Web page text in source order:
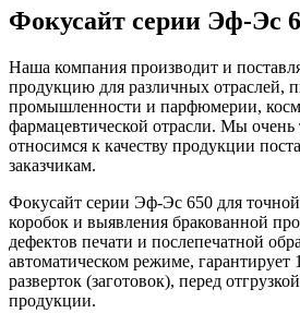
Фокусайт серии Эф-Эс
Наша компания производит и
продукцию для различных отраслей,
промышленности и парфюмерии,
фармацевтической отрасли. Мы очень
относимся к качеству продукции
заказчикам.
Фокусайт серии Эф-Эс 650 для точной
коробок и выявления бракованной
дефектов печати и послепечатной
автоматическом режиме, гарантирует
разверток (заготовок), перед
продукции.